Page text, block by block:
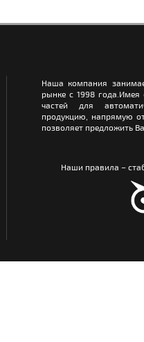
Наша компания
рынке с 1998
частей для
продукцию, напрямую
позволяет предложить
Наши правила –